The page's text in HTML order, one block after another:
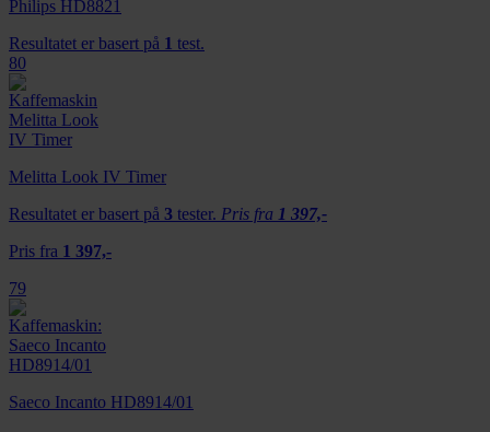
Philips HD8821
Resultatet er basert på 1 test.
80
Melitta Look IV Timer
Resultatet er basert på 3 tester. Pris fra 1 397,-
Pris fra 1 397,-
79
Saeco Incanto HD8914/01